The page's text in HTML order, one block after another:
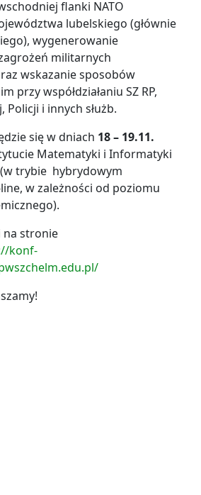
flanki NATO
lubelskiego (głównie
wygenerowanie
militarnych
wskazanie sposobów
przy współdziałaniu SZ RP,
Policji i innych służb.
się w dniach 18 – 19.11.
Matematyki i Informatyki
(w trybie hybrydowym
w zależności od poziomu
na stronie
konf-